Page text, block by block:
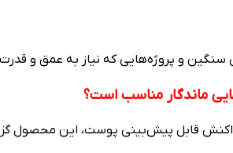
و پروژه‌هایی که نیاز به عمق و قدرت
ماندگار مناسب است؟
واکنش قابل پیش‌بینی پوست، این